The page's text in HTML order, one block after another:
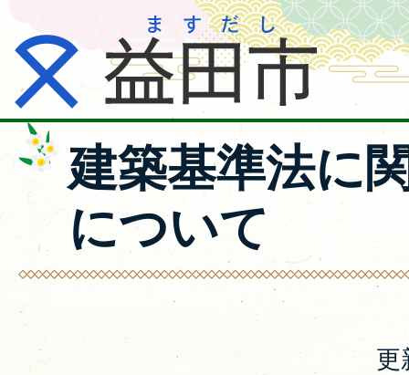
建築基準法に
について
更